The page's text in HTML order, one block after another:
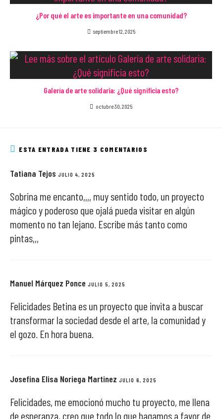
¿Por qué el arte es importante en una comunidad?
septiembre 12, 2025
Galería de arte solidaria: ¿Qué significia esto?
octubre 30, 2025
ESTA ENTRADA TIENE 3 COMENTARIOS
Tatiana Tejos JULIO 4, 2025
Sobrina me encanto,,,, muy sentido todo, un proyecto
mágico y poderoso que ojalá pueda visitar en algún
momento no tan lejano. Escribe más tanto como
pintas,,,
Manuel Márquez Ponce JULIO 5, 2025
Felicidades Betina es un proyecto que invita a buscar
transformar la sociedad desde el arte, la comunidad y
el gozo. En hora buena.
Josefina Elisa Noriega Martinez JULIO 6, 2025
Felicidades, me emocionó mucho tu proyecto, me llena
de esperanza, creo que todo lo que hagamos a favor de